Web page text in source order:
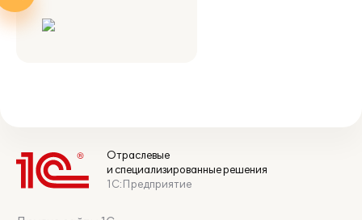
Отраслевые
и специализированные решения
1С:Предприятие